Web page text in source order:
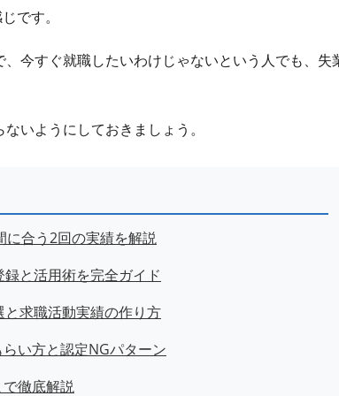
です。
今すぐ就職したいわけじゃないという人でも、失
いようにしておきましょう。
に合う2回の実績を解説
と活用術を完全ガイド
求職活動実績の作り方
い方と認定NGパターン
徹底解説